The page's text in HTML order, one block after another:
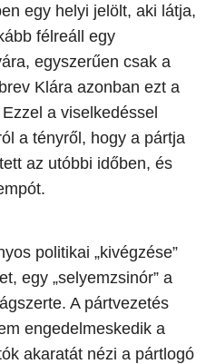
egy helyi jelölt, aki látja,
félreáll egy
egyszerűen csak a
Klára azonban ezt a
a viselkedéssel
a tényről, hogy a pártja
az utóbbi időben, és
politikai „kivégzése”
egy „selyemzsinór” a
A pártvezetés
engedelmeskedik a
akaratát nézi a pártlogó